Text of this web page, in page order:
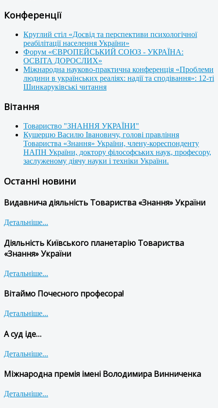
Конференції
Круглий стіл «Досвід та перспективи психологічної
реабілітації населення України»
Форум «ЄВРОПЕЙСЬКИЙ СОЮЗ - УКРАЇНА:
ОСВІТА ДОРОСЛИХ»
Міжнародна науково-практична конференція «Проблеми
людини в українських реаліях: надії та сподівання»: 12-ті
Шинкаруківські читання
Вітання
Товариство "ЗНАННЯ УКРАЇНИ"
Кушерцю Василю Івановичу, голові правління
Товариства «Знання» України, члену-кореспонденту
НАПН України, доктору філософських наук, професору,
заслуженому діячу науки і техніки України.
Останні новини
Видавнича діяльність Товариства «Знання» України
Детальніше...
Діяльність Київського планетарію Товариства
«Знання» України
Детальніше...
Вітаймо Почесного професора!
Детальніше...
А суд іде…
Детальніше...
Міжнародна премія імені Володимира Винниченка
Детальніше...